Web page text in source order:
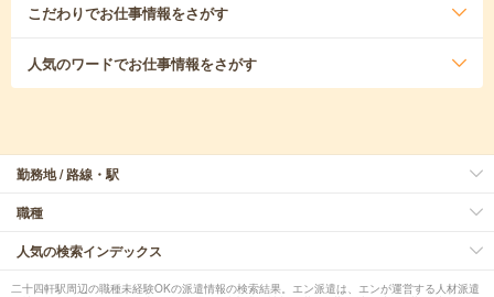
こだわりでお仕事情報をさがす
人気のワードでお仕事情報をさがす
勤務地 / 路線・駅
職種
人気の検索インデックス
二十四軒駅周辺の職種未経験OKの派遣情報の検索結果。エン派遣は、エンが運営する人材派遣